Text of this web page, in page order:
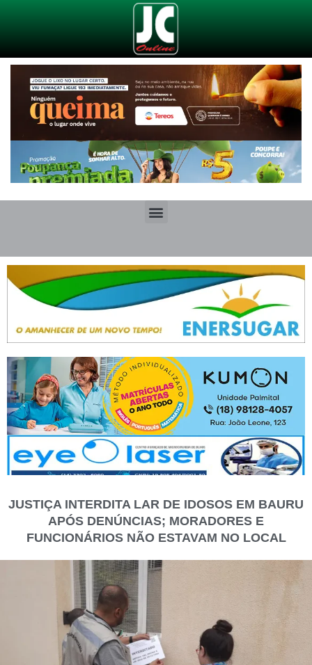
JUSTIÇA INTERDITA LAR DE IDOSOS EM BAURU
APÓS DENÚNCIAS; MORADORES E
FUNCIONÁRIOS NÃO ESTAVAM NO LOCAL